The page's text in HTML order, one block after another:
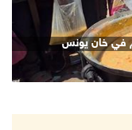
الخلي ...
في خان يونس